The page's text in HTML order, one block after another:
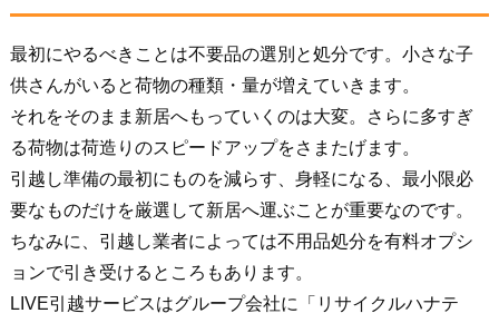
最初にやるべきことは不要品の選別と処分です。小さな子
供さんがいると荷物の種類・量が増えていきます。
それをそのまま新居へもっていくのは大変。さらに多すぎ
る荷物は荷造りのスピードアップをさまたげます。
引越し準備の最初にものを減らす、身軽になる、最小限必
要なものだけを厳選して新居へ運ぶことが重要なのです。
ちなみに、引越し業者によっては不用品処分を有料オプシ
ョンで引き受けるところもあります。
LIVE引越サービスはグループ会社に「リサイクルハナテ